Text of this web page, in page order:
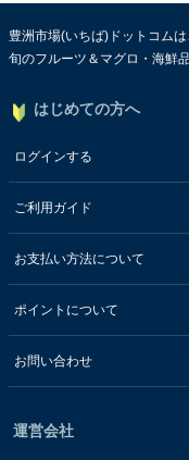
豊洲市場(いちば)ドットコム
旬のフルーツ＆マグロ・海鮮
はじめての方へ
ログインする
ご利用ガイド
お支払い方法について
ポイントについて
お問い合わせ
運営会社